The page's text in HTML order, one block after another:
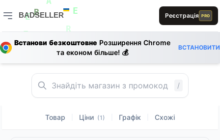
L
E
L
E
R
A
R
0
BADSELLER
BADSELLER — порівняння цін і знижки
Реєстрація PRO
Встанови безкоштовне Розширення Chrome
та економ більше! 💰
ВСТАНОВИТИ
/
Товар Ціни (1) Графік Схожі